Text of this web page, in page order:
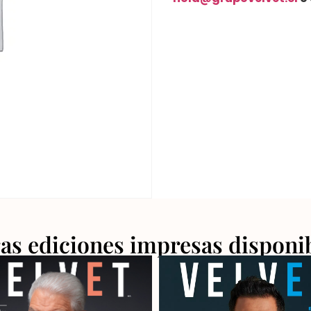
ediciones impresas